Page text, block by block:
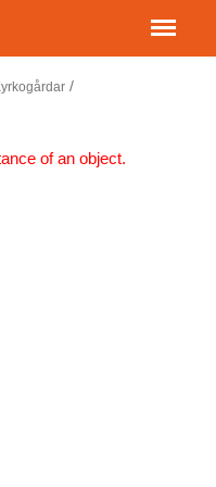
/
of an object.